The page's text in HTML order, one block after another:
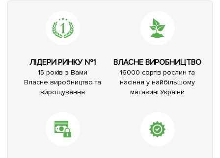
ЛІДЕРИ РИНКУ №1
15 років з Вами
Власне виробництво та
вирощування
ВЛАСНЕ ВИРОБНИЦТВО
16000 сортів рослин та
насіння у найбільшому
магазині України